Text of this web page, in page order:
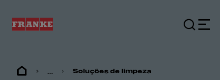
... Soluções de limpeza